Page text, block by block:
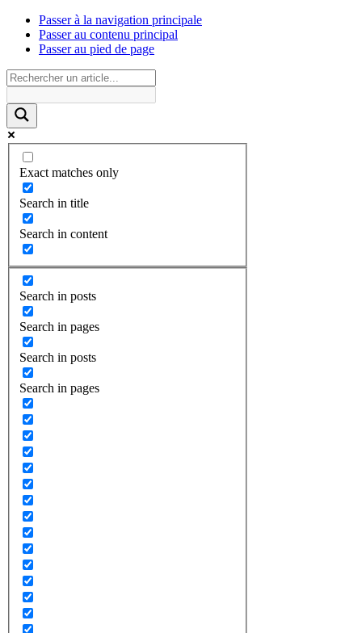
Passer à la navigation principale
Passer au contenu principal
Passer au pied de page
Exact matches only
Search in title
Search in content
Search in posts
Search in pages
Search in posts
Search in pages